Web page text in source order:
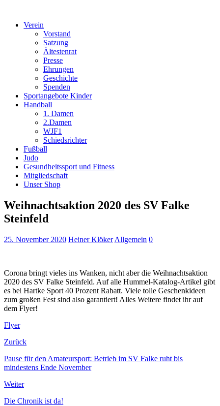
Verein
Vorstand
Satzung
Ältestenrat
Presse
Ehrungen
Geschichte
Spenden
Sportangebote Kinder
Handball
1. Damen
2.Damen
WJF1
Schiedsrichter
Fußball
Judo
Gesundheitssport und Fitness
Mitgliedschaft
Unser Shop
Weihnachtsaktion 2020 des SV Falke
Steinfeld
25. November 2020 Heiner Klöker Allgemein 0
Corona bringt vieles ins Wanken, nicht aber die Weihnachtsaktion
2020 des SV Falke Steinfeld. Auf alle Hummel-Katalog-Artikel gibt
es bei Hartke Sport 40 Prozent Rabatt. Viele tolle Geschenkideen
zum großen Fest sind also garantiert! Alles Weitere findet ihr auf
dem Flyer!
Flyer
Zurück
Pause für den Amateursport: Betrieb im SV Falke ruht bis
mindestens Ende November
Weiter
Die Chronik ist da!